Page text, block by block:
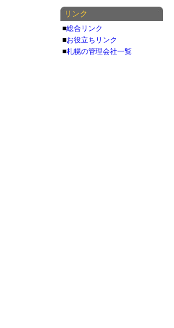
リンク
■総合リンク
■お役立ちリンク
■札幌の管理会社一覧